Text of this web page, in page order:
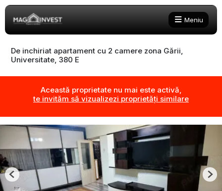
Meniu
De inchiriat apartament cu 2 camere zona Gării,
Universitate, 380 E
Această proprietate nu mai este activă,
te invităm să vizualizezi proprietăți similare
Previous